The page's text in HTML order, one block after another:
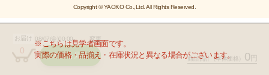
お届け 08/07(金)00:00- 変更
0 カゴを見る 商品合計 （本体価格） 0円
※こちらは見学者画面です。
実際の価格・品揃え・在庫状況と異なる場合がございます。
Copyright © YAOKO Co.,Ltd. All Rights Reserved.